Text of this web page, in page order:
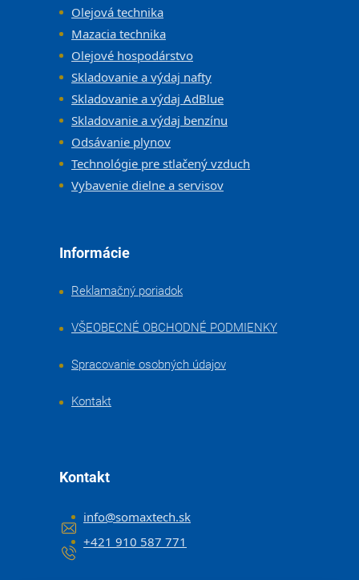
Olejová technika
Mazacia technika
Olejové hospodárstvo
Skladovanie a výdaj nafty
Skladovanie a výdaj AdBlue
Skladovanie a výdaj benzínu
Odsávanie plynov
Technológie pre stlačený vzduch
Vybavenie dielne a servisov
Informácie
Reklamačný poriadok
VŠEOBECNÉ OBCHODNÉ PODMIENKY
Spracovanie osobných údajov
Kontakt
Kontakt
info@somaxtech.sk
+421 910 587 771